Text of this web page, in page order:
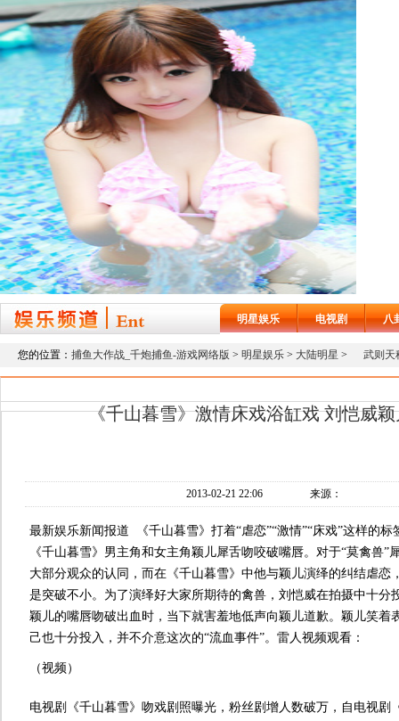
明星娱乐 电视剧 八
您的位置： 捕鱼大作战_千炮捕鱼-游戏网络版 > 明星娱乐 > 大陆明星 > 武则天
《千山暮雪》激情床戏浴缸戏 刘恺威
2013-02-21 22:06 来源：
最新娱乐新闻报道 《千山暮雪》打着“虐恋”“激情”“床戏”这样的
《千山暮雪》男主角和女主角颖儿犀舌吻咬破嘴唇。对于“莫禽兽”
大部分观众的认同，而在《千山暮雪》中他与颖儿演绎的纠结虐恋
是突破不小。为了演绎好大家所期待的禽兽，刘恺威在拍摄中十分
颖儿的嘴唇吻破出血时，当下就害羞地低声向颖儿道歉。颖儿笑着
己也十分投入，并不介意这次的“流血事件”。雷人视频观看：
（视频）
电视剧《千山暮雪》吻戏剧照曝光，粉丝剧增人数破万，自电视剧